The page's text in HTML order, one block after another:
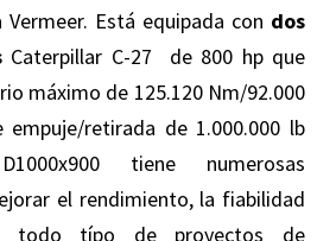
Está equipada con dos
Caterpillar C-27 de 800 hp que
máximo de 125.120 Nm/92.000
retirada de 1.000.000 lb
tiene numerosas
el rendimiento, la fiabilidad
todo típo de proyectos de